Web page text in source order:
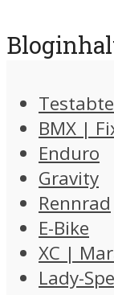
BMX |
Enduro
Gravity
Rennrad
E-Bike
XC |
Lady-